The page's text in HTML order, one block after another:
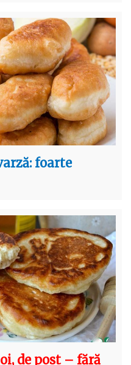
foarte
de post – fără